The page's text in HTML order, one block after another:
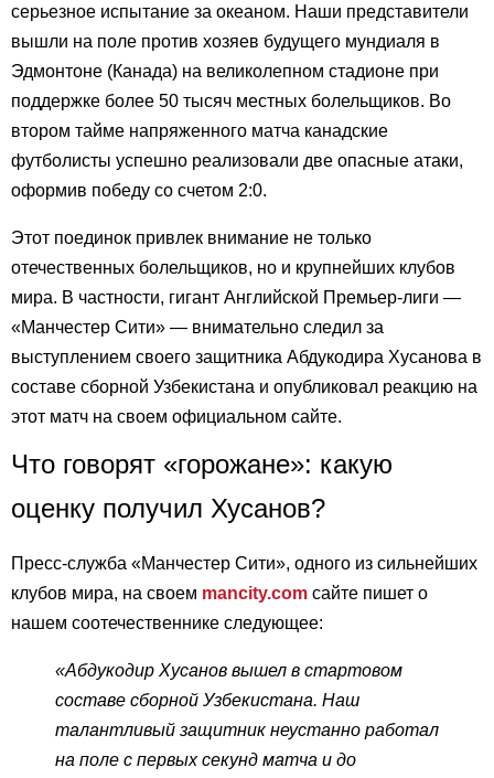
серьезное испытание за океаном. Наши представители
вышли на поле против хозяев будущего мундиаля в
Эдмонтоне (Канада) на великолепном стадионе при
поддержке более 50 тысяч местных болельщиков. Во
втором тайме напряженного матча канадские
футболисты успешно реализовали две опасные атаки,
оформив победу со счетом 2:0.
Этот поединок привлек внимание не только
отечественных болельщиков, но и крупнейших клубов
мира. В частности, гигант Английской Премьер-лиги —
«Манчестер Сити» — внимательно следил за
выступлением своего защитника Абдукодира Хусанова в
составе сборной Узбекистана и опубликовал реакцию на
этот матч на своем официальном сайте.
Что говорят «горожане»: какую
оценку получил Хусанов?
Пресс-служба «Манчестер Сити», одного из сильнейших
клубов мира, на своем mancity.com сайте пишет о
нашем соотечественнике следующее:
«Абдукодир Хусанов вышел в стартовом
составе сборной Узбекистана. Наш
талантливый защитник неустанно работал
на поле с первых секунд матча и до